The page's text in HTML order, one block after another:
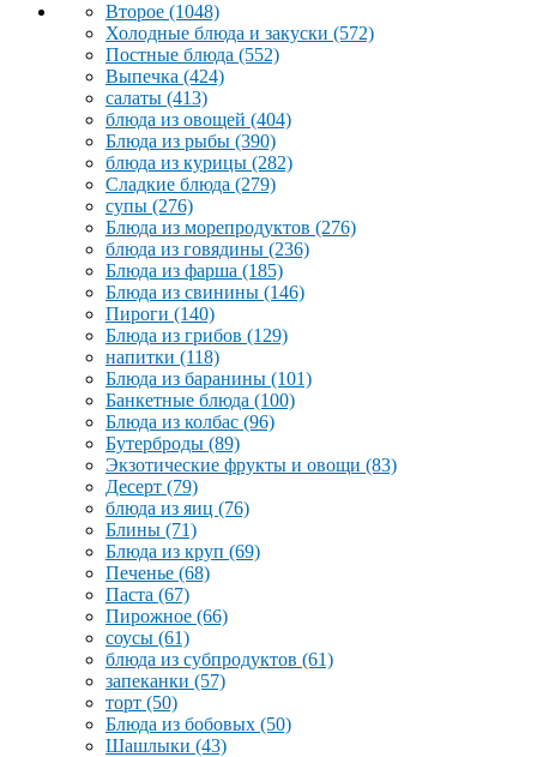
Второе (1048)
Холодные блюда и закуски (572)
Постные блюда (552)
Выпечка (424)
салаты (413)
блюда из овощей (404)
Блюда из рыбы (390)
блюда из курицы (282)
Сладкие блюда (279)
супы (276)
Блюда из морепродуктов (276)
блюда из говядины (236)
Блюда из фарша (185)
Блюда из свинины (146)
Пироги (140)
Блюда из грибов (129)
напитки (118)
Блюда из баранины (101)
Банкетные блюда (100)
Блюда из колбас (96)
Бутерброды (89)
Экзотические фрукты и овощи (83)
Десерт (79)
блюда из яиц (76)
Блины (71)
Блюда из круп (69)
Печенье (68)
Паста (67)
Пирожное (66)
соусы (61)
блюда из субпродуктов (61)
запеканки (57)
торт (50)
Блюда из бобовых (50)
Шашлыки (43)